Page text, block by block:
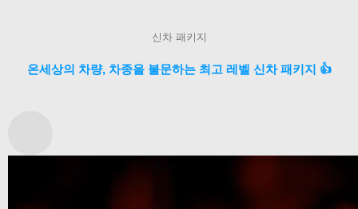
신차 패키지
온세상의 차량, 차종을 불문하는 최고 레벨 신차 패키지 👍